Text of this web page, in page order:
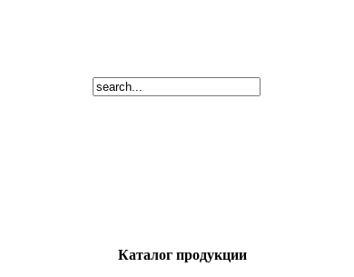
Каталог продукции